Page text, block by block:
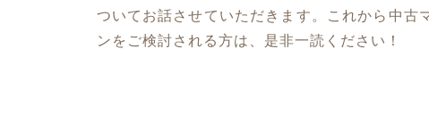
ついてお話させていただきます。これから中古
ンをご検討される方は、是非一読ください！